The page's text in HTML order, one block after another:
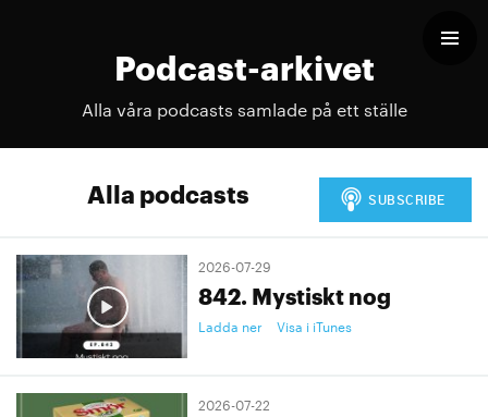
Podcast-arkivet
Alla våra podcasts samlade på ett ställe
Alla podcasts
2026-07-29
842. Mystiskt nog
Ladda ner Visa i iTunes
2026-07-22